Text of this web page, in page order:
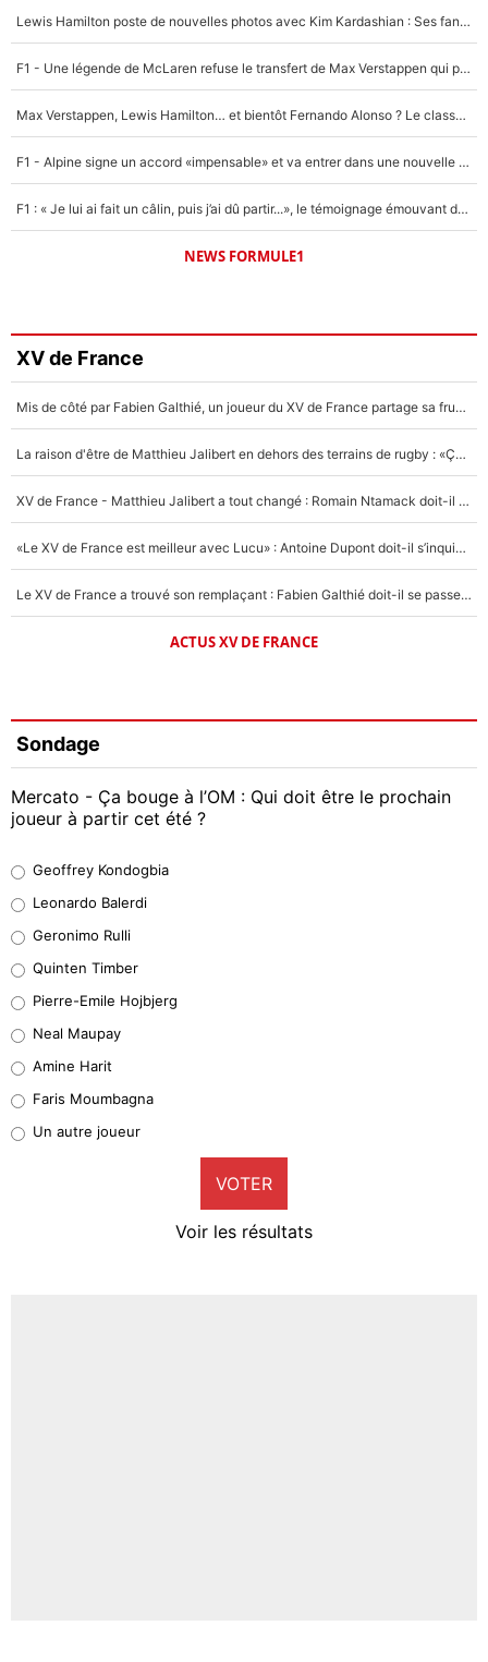
Lewis Hamilton poste de nouvelles photos avec Kim Kardashian : Ses fans le voient déjà redevenir champion du monde de F1 grâce à elle !
F1 - Une légende de McLaren refuse le transfert de Max Verstappen qui pourrait «faire des vagues» et plomber l'ambiance dans l'équipe
Max Verstappen, Lewis Hamilton… et bientôt Fernando Alonso ? Le classement des pilotes les mieux payés en Formule 1 risque de changer !
F1 - Alpine signe un accord «impensable» et va entrer dans une nouvelle dimension : Grande nouvelle pour Pierre Gasly !
F1 : « Je lui ai fait un câlin, puis j’ai dû partir...», le témoignage émouvant de Max Verstappen sur sa fille
NEWS FORMULE1
XV de France
Mis de côté par Fabien Galthié, un joueur du XV de France partage sa frustration : «ils ne me l’ont pas dit tout de suite»
La raison d'être de Matthieu Jalibert en dehors des terrains de rugby : «Ça m'atteint autant que si tu touches à un membre de ma famille»
XV de France - Matthieu Jalibert a tout changé : Romain Ntamack doit-il s’inquiéter pour sa place à un an de la Coupe du monde ?
«Le XV de France est meilleur avec Lucu» : Antoine Dupont doit-il s’inquiéter pour sa place ?
Le XV de France a trouvé son remplaçant : Fabien Galthié doit-il se passer d'Antoine Dupont ?
ACTUS XV DE FRANCE
Sondage
Mercato - Ça bouge à l’OM : Qui doit être le prochain
joueur à partir cet été ?
38%
32%
5%
1%
9%
Geoffrey Kondogbia
Leonardo Balerdi
Geronimo Rulli
Quinten Timber
Pierre-Emile Hojbjerg
Neal Maupay
Amine Harit
Faris Moumbagna
Un autre joueur
VOTER
Voir les résultats